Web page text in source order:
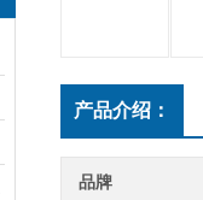
产品介绍：
品牌